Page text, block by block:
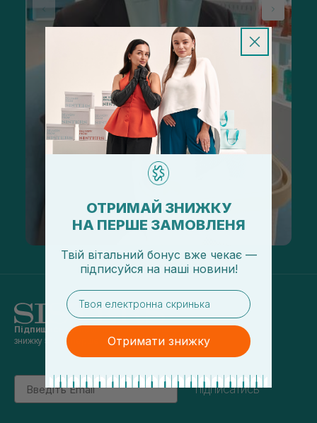
Підпишись на наші новини
знижку 5% на перше замовлення
Email
підписатись
ОТРИМАЙ ЗНИЖКУ
НА ПЕРШЕ ЗАМОВЛЕНЯ
Твій вітальний бонус вже чекає —
підписуйся на наші новини!
email
Отримати знижку